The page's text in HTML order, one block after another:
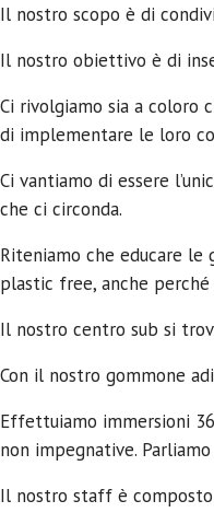
Il nostro scopo è di
Il nostro obiettivo è di
Ci rivolgiamo sia a coloro
di implementare le loro
Ci vantiamo di essere
che ci circonda.
Riteniamo che educare
plastic free, anche
Il nostro centro sub si
Con il nostro gommone
Effettuiamo immersioni
non impegnative.
Il nostro staff è